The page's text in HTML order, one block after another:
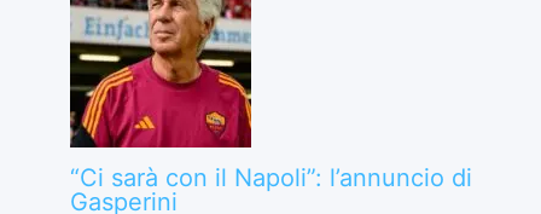
“Ci sarà con il Napoli”: l’annuncio di
Gasperini